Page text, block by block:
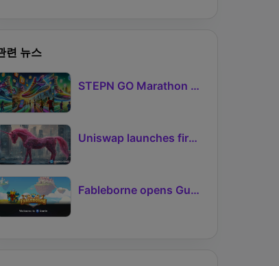
련 뉴스
STEPN GO Marathon Challenge Season 3: Sign-Ups Live With Teams and Missed-Day Insurance
Uniswap launches first Robinhood Chain launchpad
Fableborne opens Guild signups for Season 5 as Guilds 2.0 lifts the prize pool to 95%